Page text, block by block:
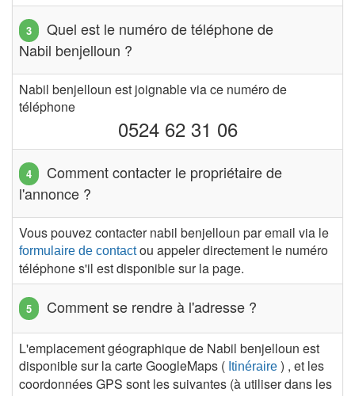
Quel est le numéro de téléphone de
Nabil benjelloun ?
Nabil benjelloun est joignable via ce numéro de
téléphone
0524 62 31 06
Comment contacter le propriétaire de
l'annonce ?
Vous pouvez contacter nabil benjelloun par email via le
formulaire de contactou appeler directement le numéro
téléphone s'il est disponible sur la page.
Comment se rendre à l'adresse ?
L'emplacement géographique de Nabil benjelloun est
disponible sur la carte GoogleMaps ( Itinéraire ) , et les
coordonnées GPS sont les suivantes (à utiliser dans les